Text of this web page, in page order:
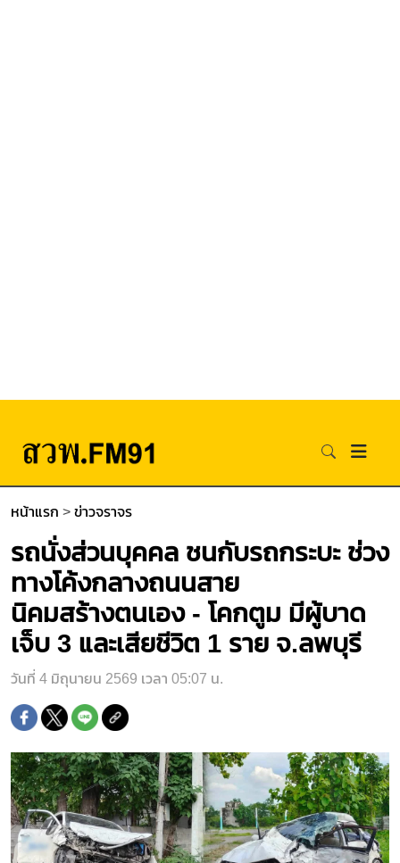
หน้าแรก > ข่าวจราจร
รถนั่งส่วนบุคคล ชนกับรถกระบะ ช่วง
ทางโค้งกลางถนนสาย
นิคมสร้างตนเอง - โคกตูม มีผู้บาด
เจ็บ 3 และเสียชีวิต 1 ราย จ.ลพบุรี
วันที่ 4 มิถุนายน 2569 เวลา 05:07 น.